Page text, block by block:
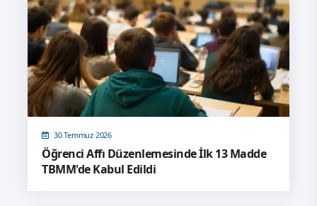
30 Temmuz 2026
Öğrenci Affı Düzenlemesinde İlk 13 Madde
TBMM'de Kabul Edildi